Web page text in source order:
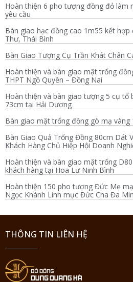
Hoàn thiện 6 pho tượng đồng đỏ làm
yêu cầu
Bàn giao hạc đồng cao 1m55 kết
Thư, Thái Bình
Bàn Giao Tượng Cụ Trần Khát Chân
Hoàn thiện và bàn giao mặt trống
THPT Ngồ Quyền – Đồng Nai
Hoàn thiện và bàn giao tượng 5 cụ tổ
73cm tại Hải Dương
Bàn giao mặt trống đồng gò mạ vàng
Bàn Giao Quả Trống Đồng 80cm Dát
Khách Hàng Chủ Hiệp Hội Doanh
Hoàn thiện và bàn giao mặt trống
khách hàng tại Hoa Lư Ninh Bình
Hoàn thiện 150 pho tượng Đức Mẹ
Ngọc Khánh Linh mục Đức Cha Đa
THÔNG TIN LIÊN HỆ